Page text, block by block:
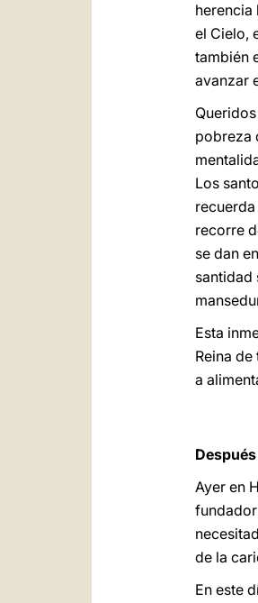
herencia
el Cielo,
también
avanzar
pobreza
Los
recorre
se dan
santidad
Esta
Reina
a
Ayer en
de la
En este